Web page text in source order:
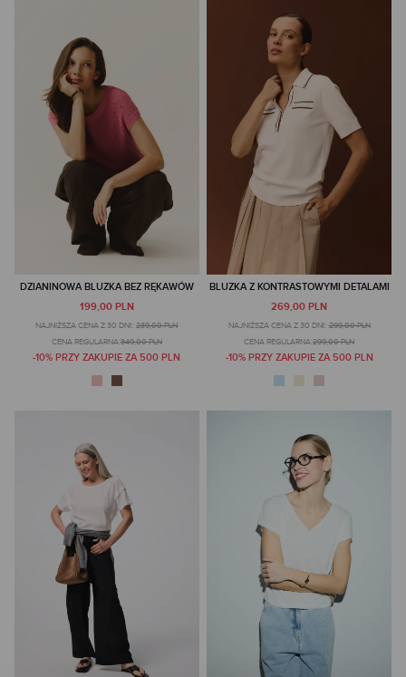
DZIANINOWA BLUZKA BEZ RĘKAWÓW
199,00 PLN
NAJNIŻSZA CENA Z 30 DNI: 239,00 PLN
CENA REGULARNA:349,00 PLN
-10% PRZY ZAKUPIE ZA 500 PLN
BLUZKA Z KONTRASTOWYMI DETALAMI
269,00 PLN
NAJNIŻSZA CENA Z 30 DNI: 299,00 PLN
CENA REGULARNA:299,00 PLN
-10% PRZY ZAKUPIE ZA 500 PLN